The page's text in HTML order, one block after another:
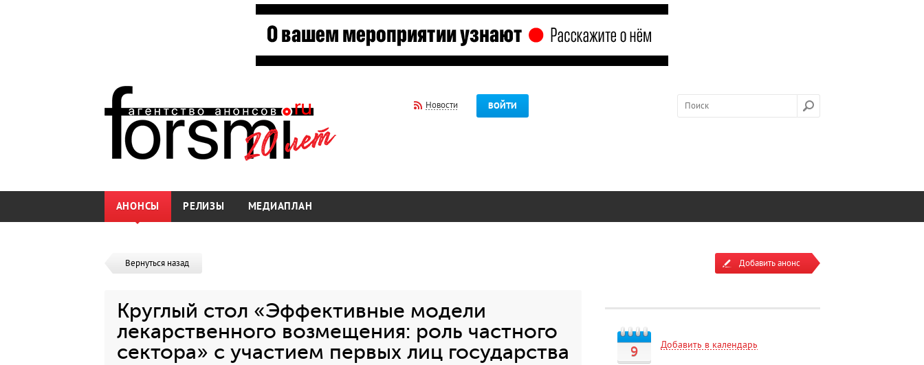
Новости ВОЙТИ
АНОНСЫ РЕЛИЗЫ МЕДИАПЛАН
Вернуться назад
Круглый стол «Эффективные модели
лекарственного возмещения: роль частного
сектора» с участием первых лиц государства
Добавить анонс
9 Добавить в календарь